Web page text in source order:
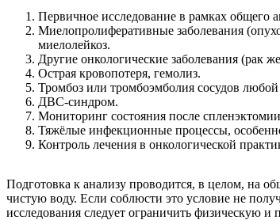
Первичное исследование в рамках общего
Миелопролиферативные заболевания
миелолейкоз.
Другие онкологические заболевания (рак
Острая кровопотеря, гемолиз.
Тромбоз или тромбоэмболия сосудов
ДВС-синдром.
Мониторинг состояния после
Тяжёлые инфекционные процессы,
Контроль лечения в онкологической
Подготовка к анализу проводится, в целом, на
чистую воду. Если соблюсти это условие не
исследования следует ограничить физическую